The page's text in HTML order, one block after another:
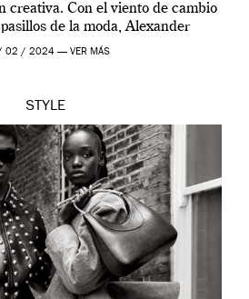
creativa. Con el viento de cambio
de la moda, Alexander
se prepara para una […]
02 / 2024 — VER MÁS
STYLE